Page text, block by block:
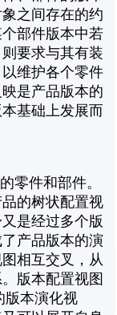
之间存在的约
部件版本中若
要求与其有装
维护各个零件
是产品版本的
基础上发展而
零件和部件。
的树状配置视
是经过多个版
产品版本的演
相互交叉，从
版本配置视图
版本演化视